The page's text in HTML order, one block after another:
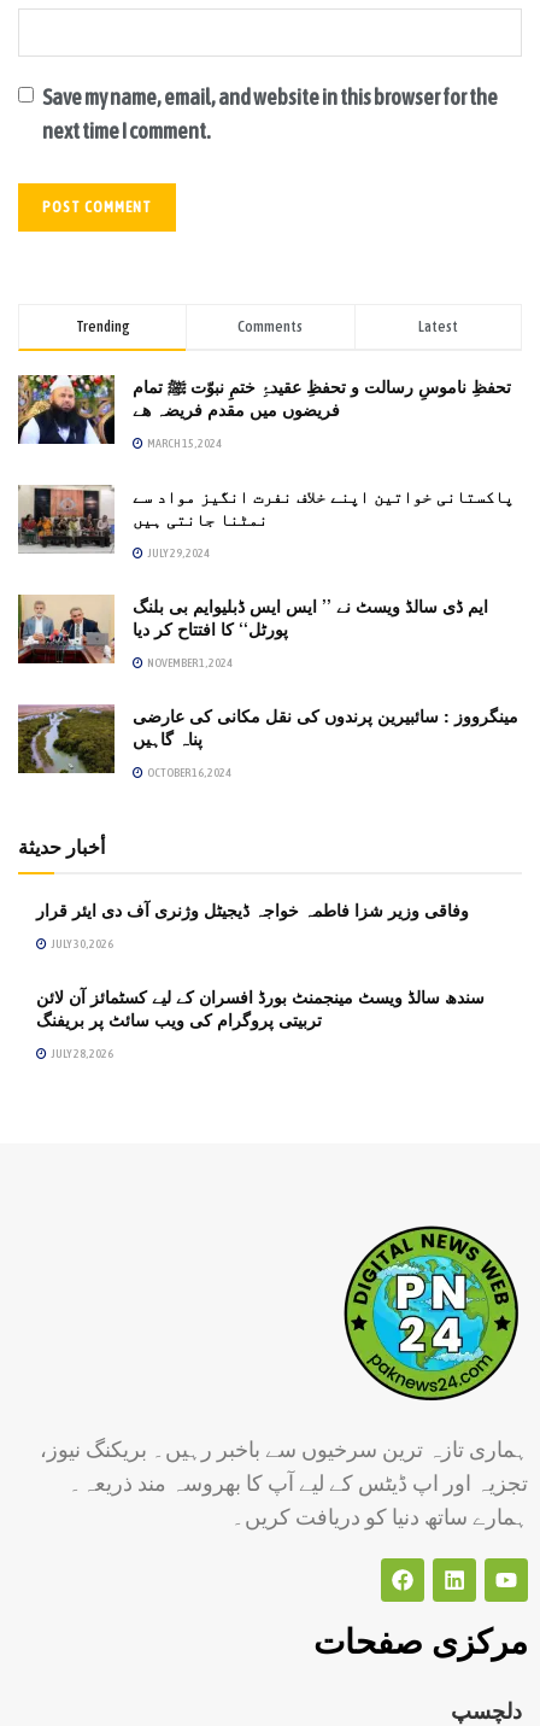
Save my name, email, and website in this browser for the
next time I comment.
Trending Comments Latest
تحفظِ ناموسِ رسالت و تحفظِ عقیدۂِ ختمِ نبوّت ﷺ تمام
فریضوں میں مقدم فریضہ ھے
MARCH 15, 2024
پاکستانی خواتین اپنے خلاف نفرت انگیز مواد سے
نمٹنا جانتی ہیں
JULY 29, 2024
ایم ڈی سالڈ ویسٹ نے ’’ ایس ایس ڈبلیوایم بی بلنگ
پورٹل‘‘ کا افتتاح کر دیا
NOVEMBER 1, 2024
مینگرووز : سائبیرین پرندوں کی نقل مکانی کی عارضی
پناہ گاہیں
OCTOBER 16, 2024
أخبار حديثة
وفاقی وزیر شزا فاطمہ خواجہ ڈیجیٹل وژنری آف دی ایئر قرار
JULY 30, 2026
سندھ سالڈ ویسٹ مینجمنٹ بورڈ افسران کے لیے کسٹمائز آن لائن
تربیتی پروگرام کی ویب سائٹ پر بریفنگ
JULY 28, 2026
مرکزی صفحات
دلچسپ
ہماری تازہ ترین سرخیوں سے باخبر رہیں۔ بریکنگ نیوز،
تجزیہ اور اپ ڈیٹس کے لیے آپ کا بھروسہ مند ذریعہ۔
ہمارے ساتھ دنیا کو دریافت کریں۔